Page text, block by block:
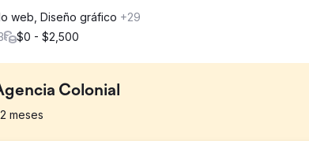
web, Diseño gráfico +29
$0 - $2,500
Colonial
meses